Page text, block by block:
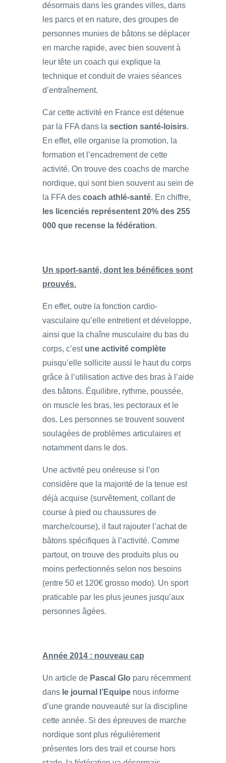
désormais dans les grandes villes, dans
les parcs et en nature, des groupes de
personnes munies de bâtons se déplacer
en marche rapide, avec bien souvent à
leur tête un coach qui explique la
technique et conduit de vraies séances
d’entraînement.
Car cette activité en France est détenue
par la FFA dans la section santé-loisirs.
En effet, elle organise la promotion, la
formation et l’encadrement de cette
activité. On trouve des coachs de marche
nordique, qui sont bien souvent au sein de
la FFA des coach athlé-santé. En chiffre,
les licenciés représentent 20% des 255
000 que recense la fédération.
Un sport-santé, dont les bénéfices sont
prouvés.
En effet, outre la fonction cardio-
vasculaire qu’elle entretient et développe,
ainsi que la chaîne musculaire du bas du
corps, c’est une activité complète
puisqu’elle sollicite aussi le haut du corps
grâce à l’utilisation active des bras à l’aide
des bâtons. Équilibre, rythme, poussée,
on muscle les bras, les pectoraux et le
dos. Les personnes se trouvent souvent
soulagées de problèmes articulaires et
notamment dans le dos.
Une activité peu onéreuse si l’on
considère que la majorité de la tenue est
déjà acquise (survêtement, collant de
course à pied ou chaussures de
marche/course), il faut rajouter l’achat de
bâtons spécifiques à l’activité. Comme
partout, on trouve des produits plus ou
moins perfectionnés selon nos besoins
(entre 50 et 120€ grosso modo). Un sport
praticable par les plus jeunes jusqu’aux
personnes âgées.
Année 2014 : nouveau cap
Un article de Pascal Glo paru récemment
dans le journal l’Equipe nous informe
d’une grande nouveauté sur la discipline
cette année. Si des épreuves de marche
nordique sont plus régulièrement
présentes lors des trail et course hors